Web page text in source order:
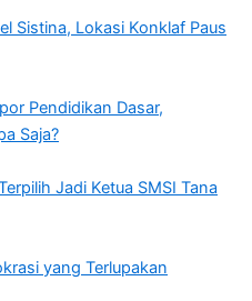
Sistina, Lokasi Konklaf Paus
Pendidikan Dasar,
Saja?
Jadi Ketua SMSI Tana
yang Terlupakan